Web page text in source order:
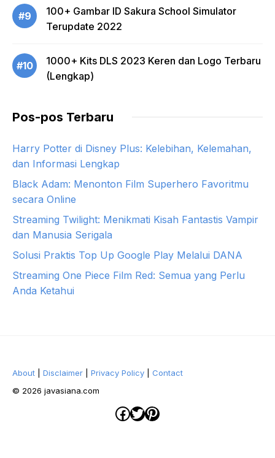
#9
100+ Gambar ID Sakura School Simulator
Terupdate 2022
#10
1000+ Kits DLS 2023 Keren dan Logo Terbaru
(Lengkap)
Pos-pos Terbaru
Harry Potter di Disney Plus: Kelebihan, Kelemahan,
dan Informasi Lengkap
Black Adam: Menonton Film Superhero Favoritmu
secara Online
Streaming Twilight: Menikmati Kisah Fantastis Vampir
dan Manusia Serigala
Solusi Praktis Top Up Google Play Melalui DANA
Streaming One Piece Film Red: Semua yang Perlu
Anda Ketahui
About Disclaimer Privacy Policy
Contact
© 2026 javasiana.com
Facebook
Twitter
Pinterest